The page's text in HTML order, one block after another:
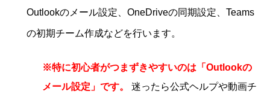
Outlookのメール設定、OneDriveの同期設定、Teams
の初期チーム作成などを行います。
※特に初心者がつまずきやすいのは「Outlookの
メール設定」です。
迷ったら公式ヘルプや動画チ